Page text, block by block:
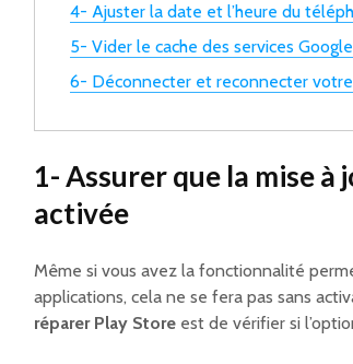
4- Ajuster la date et l’heure du
5- Vider le cache des services
6- Déconnecter et reconnecter
1- Assurer que la mise
activée
Même si vous avez la fonctionnalité
applications, cela ne se fera pas sans
réparer Play Store est de vérifier si